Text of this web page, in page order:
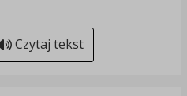
Czytaj tekst